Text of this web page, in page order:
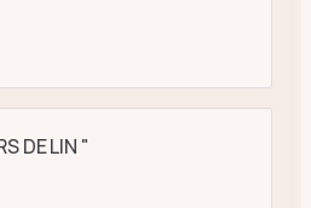
DE LIN "